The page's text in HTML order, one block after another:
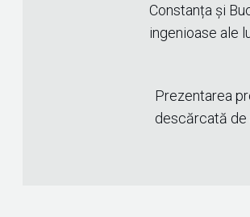
Constanța și
ingenioase ale
Prezentarea
descărcată de